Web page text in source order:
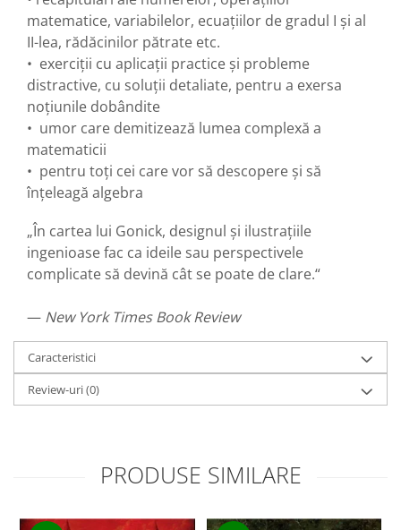
matematice, variabilelor, ecuațiilor de gradul I și al
II-lea, rădăcinilor pătrate etc.
• exerciții cu aplicații practice și probleme
distractive, cu soluții detaliate, pentru a exersa
noțiunile dobândite
• umor care demitizează lumea complexă a
matematicii
• pentru toți cei care vor să descopere și să
înțeleagă algebra
„În cartea lui Gonick, designul și ilustrațiile
ingenioase fac ca ideile sau perspectivele
complicate să devină cât se poate de clare.“
— New York Times Book Review
Caracteristici
Review-uri(0)
PRODUSE SIMILARE